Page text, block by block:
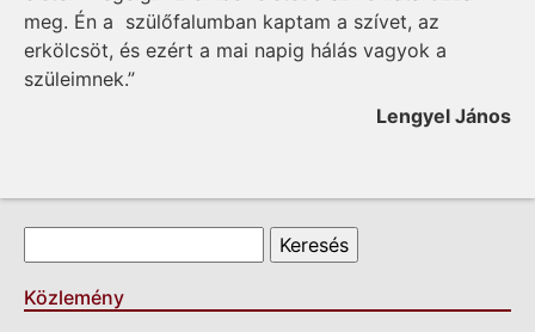
meg. Én a szülőfalumban kaptam a szívet, az
erkölcsöt, és ezért a mai napig hálás vagyok a
szüleimnek.”
Lengyel János
Keresés űrlap
Keresés
Közlemény